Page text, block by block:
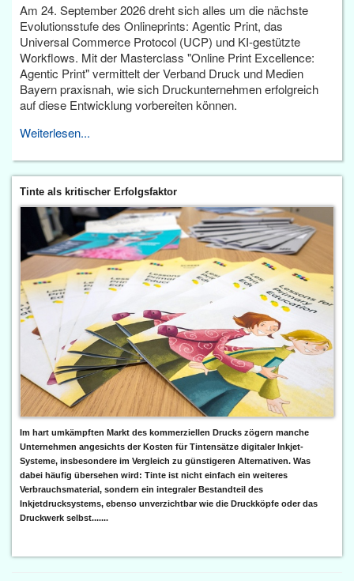
Am 24. September 2026 dreht sich alles um die nächste
Evolutionsstufe des Onlineprints: Agentic Print, das
Universal Commerce Protocol (UCP) und KI-gestützte
Workflows. Mit der Masterclass "Online Print Excellence:
Agentic Print" vermittelt der Verband Druck und Medien
Bayern praxisnah, wie sich Druckunternehmen erfolgreich
auf diese Entwicklung vorbereiten können.
Weiterlesen...
Tinte als kritischer Erfolgsfaktor
Im hart umkämpften Markt des kommerziellen Drucks zögern manche
Unternehmen angesichts der Kosten für Tintensätze digitaler Inkjet-
Systeme, insbesondere im Vergleich zu günstigeren Alternativen. Was
dabei häufig übersehen wird: Tinte ist nicht einfach ein weiteres
Verbrauchsmaterial, sondern ein integraler Bestandteil des
Inkjetdrucksystems, ebenso unverzichtbar wie die Druckköpfe oder das
Druckwerk selbst.......